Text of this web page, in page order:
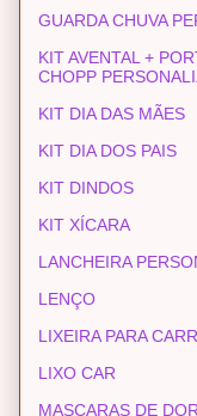
GUARDA CHUVA
KIT AVENTAL +
CHOPP
KIT DIA DAS MÃES
KIT DIA DOS PAIS
KIT DINDOS
KIT XÍCARA
LANCHEIRA
LENÇO
LIXEIRA PARA
LIXO CAR
MASCARAS DE